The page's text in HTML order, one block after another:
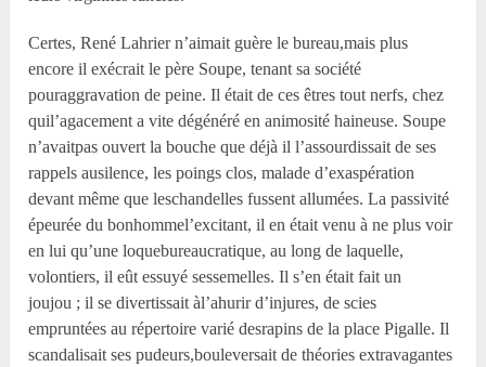
Certes, René Lahrier n’aimait guère le bureau,mais plus
encore il exécrait le père Soupe, tenant sa société
pouraggravation de peine. Il était de ces êtres tout nerfs, chez
quil’agacement a vite dégénéré en animosité haineuse. Soupe
n’avaitpas ouvert la bouche que déjà il l’assourdissait de ses
rappels ausilence, les poings clos, malade d’exaspération
devant même que leschandelles fussent allumées. La passivité
épeurée du bonhommel’excitant, il en était venu à ne plus voir
en lui qu’une loquebureaucratique, au long de laquelle,
volontiers, il eût essuyé sessemelles. Il s’en était fait un
joujou ; il se divertissait àl’ahurir d’injures, de scies
empruntées au répertoire varié desrapins de la place Pigalle. Il
scandalisait ses pudeurs,bouleversait de théories extravagantes